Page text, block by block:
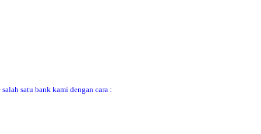
satu bank kami dengan cara :